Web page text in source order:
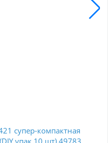
супер-компактная